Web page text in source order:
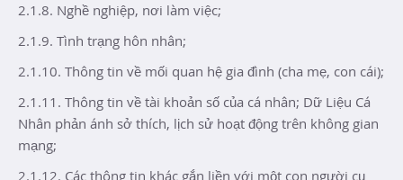
2.1.8. Nghề nghiệp, nơi làm việc;
2.1.9. Tình trạng hôn nhân;
2.1.10. Thông tin về mối quan hệ gia đình (cha mẹ, con cái);
2.1.11. Thông tin về tài khoản số của cá nhân; Dữ Liệu Cá
Nhân phản ánh sở thích, lịch sử hoạt động trên không gian
mạng;
2.1.12. Các thông tin khác gắn liền với một con người cụ